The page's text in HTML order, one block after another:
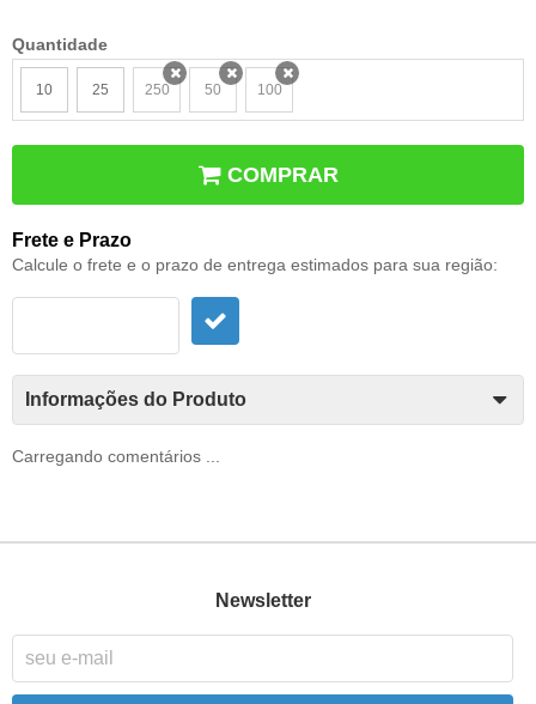
Quantidade
10 25 250
x 50x 100
x
COMPRAR
Frete e Prazo
Calcule o frete e o prazo de entrega estimados para sua região:
Informações do Produto
Carregando comentários ...
Newsletter